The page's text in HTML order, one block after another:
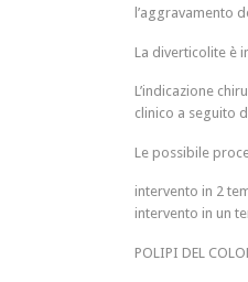
l’aggravamento
La diverticolite è
L’indicazione
clinico a seguito
Le possibile
intervento in 2
intervento in un
POLIPI DEL